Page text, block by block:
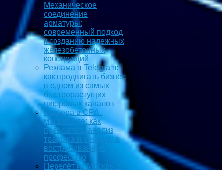
Механическое
соединение
арматуры:
современный подход
к созданию надежных
железобетонных
конструкций
Реклама в Telegram:
как продвигать бизнес
в одном из самых
быстрорастущих
цифровых каналов
Карьера в CPA-
маркетинге: как
превратить анализ
трафика и рекламу в
востребованную
профессию
Перелёт из Москвы в